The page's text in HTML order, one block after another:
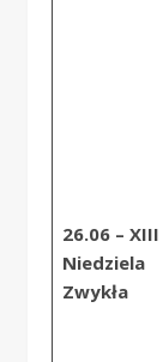
26.06 – XIII
Niedziela
Zwykła